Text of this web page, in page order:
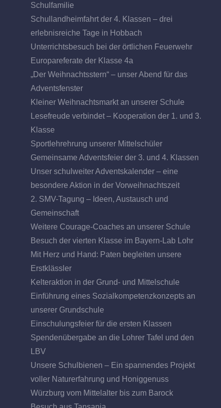
Schulfamilie
Schullandheimfahrt der 4. Klassen – drei
erlebnisreiche Tage in Hobbach
Unterrichtsbesuch bei der örtlichen Feuerwehr
Europareferate der Klasse 4a
„Der Weihnachtsstern“ – unser Abend für das
Adventsfenster
Kleiner Weihnachtsmarkt an unserer Schule
Lesefreude verbindet – Kooperation der 1. und 3.
Klasse
Sportlehrehrung unserer Mittelschüler
Gemeinsame Adventsfeier der 3. und 4. Klassen
Unser schulweiter Adventskalender – eine
besondere Aktion in der Vorweihnachtszeit
2. SMV-Tagung – Ideen, Austausch und
Gemeinschaft
Weitere Courage-Coaches an unserer Schule
Besuch der vierten Klasse im Bayern-Lab Lohr
Mit Herz und Hand: Paten begleiten unsere
Erstklässler
Kelteraktion in der Grund- und Mittelschule
Einführung eines Sozialkompetenzkonzepts an
unserer Grundschule
Einschulungsfeier für die ersten Klassen
Spendenübergabe an die Lohrer Tafel und den
LBV
Unsere Schulbienen – Ein spannendes Projekt
voller Naturerfahrung und Honiggenuss
Würzburg vom Mittelalter bis zum Barock